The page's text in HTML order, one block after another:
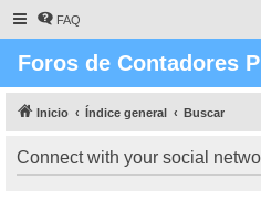
FAQ
Foros de Contadores
Inicio Índice general Buscar
Connect with your social